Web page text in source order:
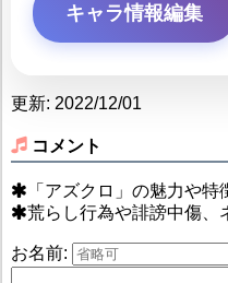
キャラ情報編集
更新: 2022/12/01
コメント
「アズクロ」の魅力や特
荒らし行為や誹謗中傷、
お名前: